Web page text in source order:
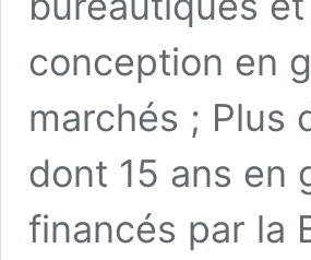
conception en
marchés ; Plus
dont 15 ans en
financés par la